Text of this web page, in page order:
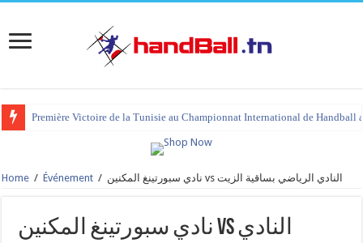
Première Victoire de la Tunisie au Championnat International de Handball
Home / Événement / نادي سبورتينغ المكنين vs النادي الرياضي بساقية الزيت
نادي سبورتينغ المكنين vs النادي